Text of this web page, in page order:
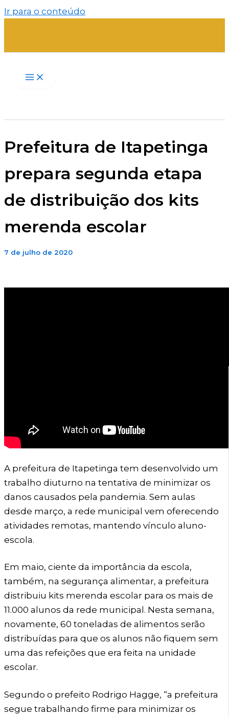
Ir para o conteúdo
Prefeitura de Itapetinga
prepara segunda etapa
de distribuição dos kits
merenda escolar
7 de julho de 2020
A prefeitura de Itapetinga tem desenvolvido um
trabalho diuturno na tentativa de minimizar os
danos causados pela pandemia. Sem aulas
desde março, a rede municipal vem oferecendo
atividades remotas, mantendo vínculo aluno-
escola.
Em maio, ciente da importância da escola,
também, na segurança alimentar, a prefeitura
distribuiu kits merenda escolar para os mais de
11.000 alunos da rede municipal. Nesta semana,
novamente, 60 toneladas de alimentos serão
distribuídas para que os alunos não fiquem sem
uma das refeições que era feita na unidade
escolar.
Segundo o prefeito Rodrigo Hagge, “a prefeitura
segue trabalhando firme para minimizar os